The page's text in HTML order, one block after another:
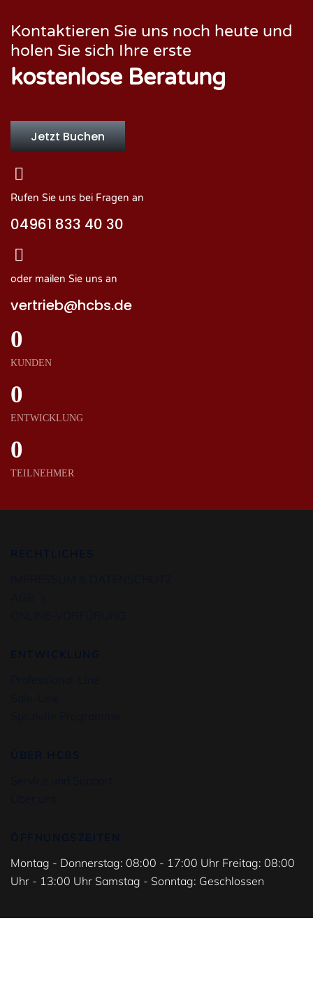
Kontaktieren Sie uns noch heute und
holen Sie sich Ihre erste
kostenlose Beratung
Jetzt Buchen
Rufen Sie uns bei Fragen an
04961 833 40 30
oder mailen Sie uns an
vertrieb@hcbs.de
0
KUNDEN
0
ENTWICKLUNG
0
TEILNEHMER
Montag - Donnerstag: 08:00 - 17:00 Uhr Freitag: 08:00
Uhr - 13:00 Uhr Samstag - Sonntag: Geschlossen